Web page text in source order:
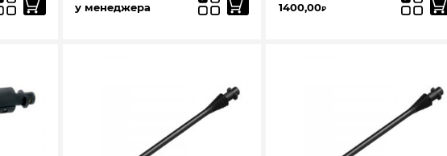
у менеджера
1400,00₽